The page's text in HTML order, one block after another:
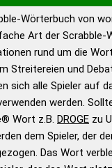
mit Hilfe eines
gute
Worttrennung und
Wortes für das
zugelassene Turnier
Duden –
Duden –
Wörterbuch von
Art der Scrabble-
rund um die
Streitereien und
sich alle Spieler auf
werden.
Wort z.B. DROGE zu
dem Spieler, der
Das Wort